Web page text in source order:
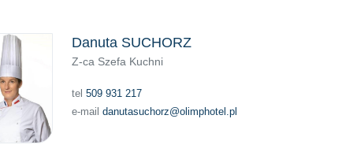
Danuta SUCHORZ
Z-ca Szefa Kuchni
tel 509 931 217
e-mail danutasuchorz@olimphotel.pl